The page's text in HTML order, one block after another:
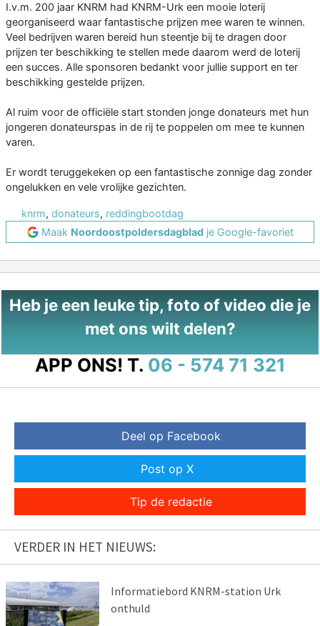
I.v.m. 200 jaar KNRM had KNRM-Urk een mooie loterij
georganiseerd waar fantastische prijzen mee waren te winnen.
Veel bedrijven waren bereid hun steentje bij te dragen door
prijzen ter beschikking te stellen mede daarom werd de loterij
een succes. Alle sponsoren bedankt voor jullie support en ter
beschikking gestelde prijzen.
Al ruim voor de officiële start stonden jonge donateurs met hun
jongeren donateurspas in de rij te poppelen om mee te kunnen
varen.
Er wordt teruggekeken op een fantastische zonnige dag zonder
ongelukken en vele vrolijke gezichten.
knrm, donateurs, reddingbootdag
Maak Noordoostpoldersdagbladje Google-favoriet
Heb je een leuke tip, foto of video die je
met ons wilt delen?
APP ONS! T. 06 - 574 71 321
Deel op Facebook
Post op X
Tip de redactie
VERDER IN HET NIEUWS:
Informatiebord KNRM-station Urk
onthuld